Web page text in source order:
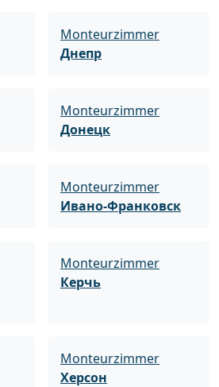
Monteurzimmer
Днепр
Monteurzimmer
Донецк
Monteurzimmer
Ивано-Франковск
Monteurzimmer
Керчь
Monteurzimmer
Херсон